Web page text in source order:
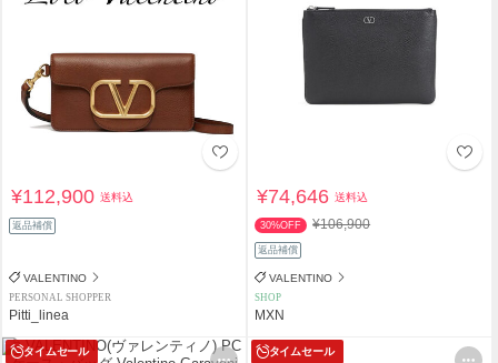
¥112,900送料込
返品補償
VALENTINO
PERSONAL SHOPPER
Pitti_linea
¥74,646送料込
30%OFF ¥106,900
返品補償
VALENTINO
SHOP
MXN
タイムセール タイムセール